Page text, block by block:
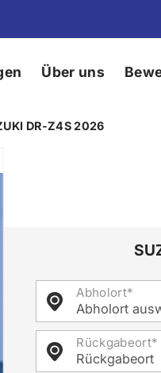
Über uns
DR-Z4S 2026
Abholort*
Abholort
Rückgabeort*
Rückgabeort